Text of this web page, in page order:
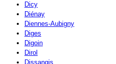
Dicy
Diénay
Diennes-Aubigny
Diges
Digoin
Dirol
Dissangis